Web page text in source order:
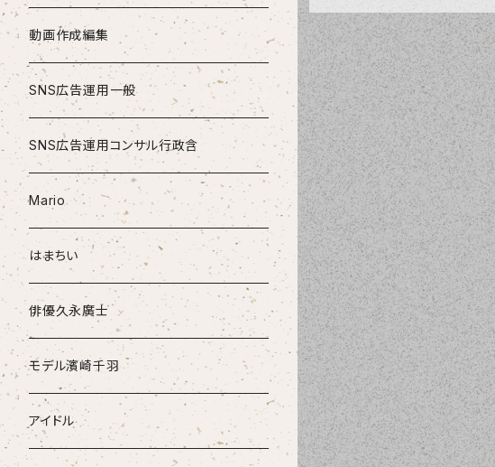
動画作成編集
SNS広告運用一般
SNS広告運用コンサル行政含
Mario
はまちい
俳優久永廣士
モデル濱崎千羽
アイドル